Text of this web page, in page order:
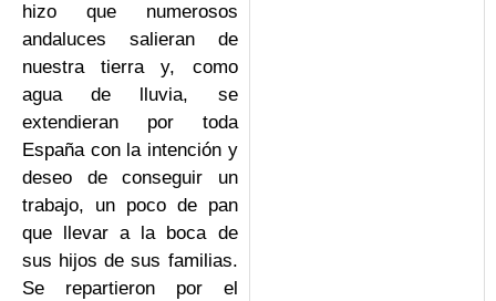
hizo que numerosos
andaluces salieran de
nuestra tierra y, como
agua de lluvia, se
extendieran por toda
España con la intención y
deseo de conseguir un
trabajo, un poco de pan
que llevar a la boca de
sus hijos de sus familias.
Se repartieron por el